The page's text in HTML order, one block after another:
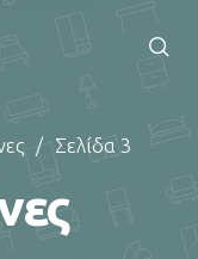
/ Σελίδα 3